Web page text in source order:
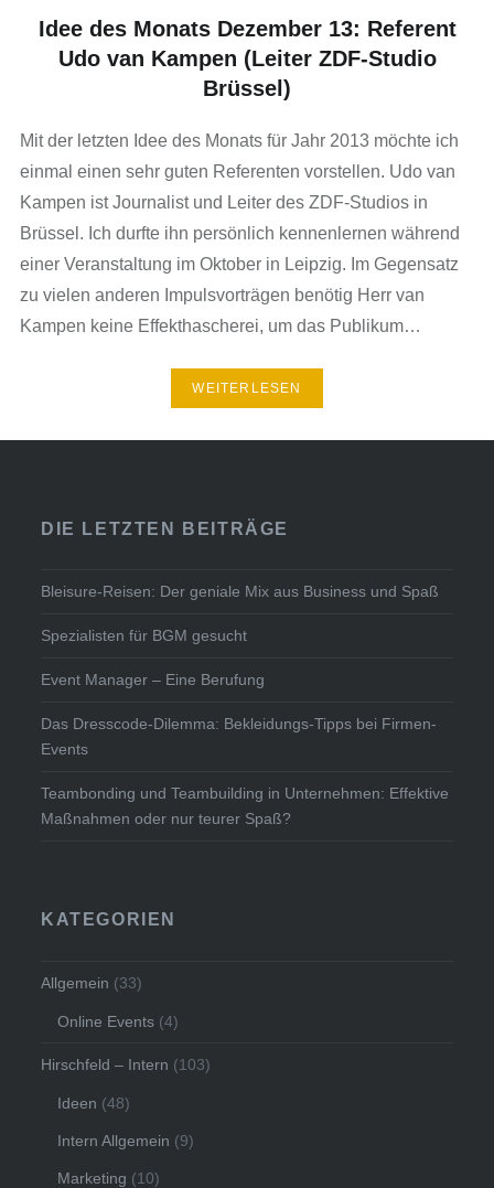
Idee des Monats Dezember 13: Referent
Udo van Kampen (Leiter ZDF-Studio
Brüssel)
Mit der letzten Idee des Monats für Jahr 2013 möchte ich
einmal einen sehr guten Referenten vorstellen. Udo van
Kampen ist Journalist und Leiter des ZDF-Studios in
Brüssel. Ich durfte ihn persönlich kennenlernen während
einer Veranstaltung im Oktober in Leipzig. Im Gegensatz
zu vielen anderen Impulsvorträgen benötig Herr van
Kampen keine Effekthascherei, um das Publikum…
WEITERLESEN
DIE LETZTEN BEITRÄGE
Bleisure-Reisen: Der geniale Mix aus Business und Spaß
Spezialisten für BGM gesucht
Event Manager – Eine Berufung
Das Dresscode-Dilemma: Bekleidungs-Tipps bei Firmen-
Events
Teambonding und Teambuilding in Unternehmen: Effektive
Maßnahmen oder nur teurer Spaß?
KATEGORIEN
Allgemein (33)
Online Events (4)
Hirschfeld – Intern (103)
Ideen (48)
Intern Allgemein (9)
Marketing (10)